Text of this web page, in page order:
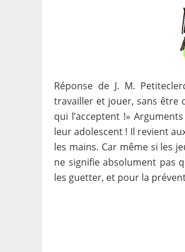
Réponse de J. M.
travailler et jouer, sans être
qui l’acceptent !»
leur adolescent ! Il revient
les mains. Car même si les
ne signifie absolument pas
les guetter, et pour la